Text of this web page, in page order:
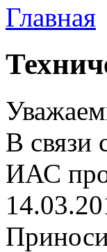
Главная
В связи
ИАС